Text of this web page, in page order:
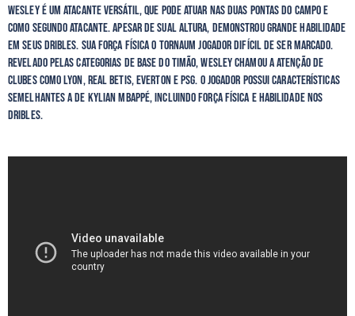
Wesley é um atacante versátil, que pode atuar nas duas pontas do campo e
como segundo atacante. Apesar de sual altura, demonstrou grande habilidade
em seus dribles. Sua força física o tornaum jogador difícil de ser marcado.
Revelado pelas categorias de base do Timão, Wesley chamou a atenção de
clubes como Lyon, Real Betis, Everton e PSG. O jogador possui características
semelhantes a de Kylian Mbappé, incluindo força física e habilidade nos
dribles.